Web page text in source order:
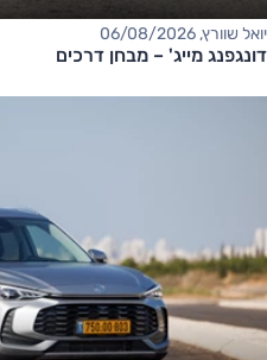
יואל שוורץ, 06/08/2026
דונגפנג מייג' – מבחן דרכים